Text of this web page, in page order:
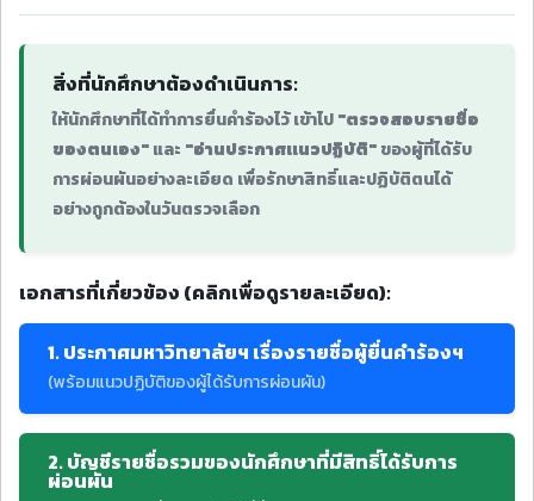
สิ่งที่นักศึกษาต้องดำเนินการ:
ให้นักศึกษาที่ได้ทำการยื่นคำร้องไว้ เข้าไป"ตรวจสอบรายชื่อ
ของตนเอง"และ "อ่านประกาศแนวปฏิบัติ"ของผู้ที่ได้รับ
การผ่อนผันอย่างละเอียด เพื่อรักษาสิทธิ์และปฏิบัติตนได้
อย่างถูกต้องในวันตรวจเลือก
เอกสารที่เกี่ยวข้อง (คลิกเพื่อดูรายละเอียด):
1. ประกาศมหาวิทยาลัยฯ เรื่องรายชื่อผู้ยื่นคำร้องฯ
(พร้อมแนวปฏิบัติของผู้ได้รับการผ่อนผัน)
2. บัญชีรายชื่อรวมของนักศึกษาที่มีสิทธิ์ได้รับการ
ผ่อนผัน